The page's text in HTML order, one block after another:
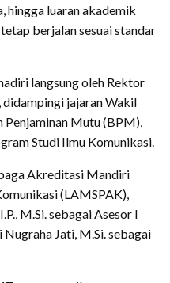
hingga luaran akademik
berjalan sesuai standar
langsung oleh Rektor
jajaran Wakil
Penjaminan Mutu (BPM),
Studi Ilmu Komunikasi.
Akreditasi Mandiri
(LAMSPAK),
M.Si. sebagai Asesor I
Nugraha Jati, M.Si. sebagai